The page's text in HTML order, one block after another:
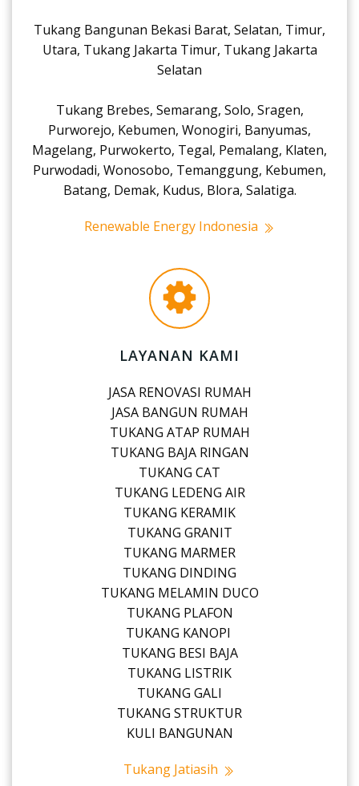
Tukang Bangunan Bekasi Barat, Selatan, Timur,
Utara, Tukang Jakarta Timur, Tukang Jakarta
Selatan
Tukang Brebes, Semarang, Solo, Sragen,
Purworejo, Kebumen, Wonogiri, Banyumas,
Magelang, Purwokerto, Tegal, Pemalang, Klaten,
Purwodadi, Wonosobo, Temanggung, Kebumen,
Batang, Demak, Kudus, Blora, Salatiga.
Renewable Energy Indonesia
LAYANAN KAMI
JASA RENOVASI RUMAH
JASA BANGUN RUMAH
TUKANG ATAP RUMAH
TUKANG BAJA RINGAN
TUKANG CAT
TUKANG LEDENG AIR
TUKANG KERAMIK
TUKANG GRANIT
TUKANG MARMER
TUKANG DINDING
TUKANG MELAMIN DUCO
TUKANG PLAFON
TUKANG KANOPI
TUKANG BESI BAJA
TUKANG LISTRIK
TUKANG GALI
TUKANG STRUKTUR
KULI BANGUNAN
Tukang Jatiasih